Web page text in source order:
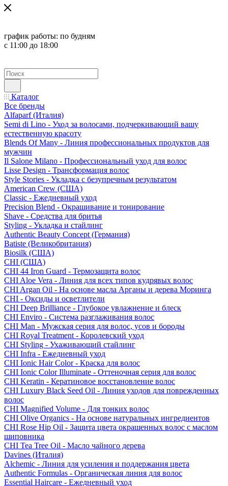
график работы: по будням
с 11:00 до 18:00
Каталог
Все бренды
Alfaparf (Италия)
Semi di Lino - Уход за волосами, подчеркивающий вашу
естественную красоту
Blends Of Many - Линия профессиональных продуктов для
мужчин
Il Salone Milano - Профессиональный уход для волос
Lisse Design - Трансформация волос
Style Stories - Укладка с безупречным результатом
American Crew (США)
Classic - Ежедневный уход
Precision Blend - Окрашивание и тонирование
Shave - Средства для бритья
Styling - Укладка и стайлинг
Authentic Beauty Concept (Германия)
Batiste (Великобритания)
Biosilk (США)
CHI (США)
CHI 44 Iron Guard - Термозащита волос
CHI Aloe Vera - Линия для всех типов кудрявых волос
CHI Argan Oil - На основе масла Арганы и дерева Моринга
CHI - Оксиды и осветлители
CHI Deep Brilliance - Глубокое увлажнение и блеск
CHI Enviro - Система разглаживания волос
CHI Man - Мужская серия для волос, усов и бороды
CHI Royal Treatment - Королевский уход
CHI Styling - Ухаживающий стайлинг
CHI Infra - Ежедневный уход
CHI Ionic Hair Color - Краска для волос
CHI Ionic Color Illuminate - Оттеночная серия для волос
CHI Keratin - Кератиновое восстановление волос
CHI Luxury Black Seed Oil - Линия уходов для поврежденных
волос
CHI Magnified Volume - Для тонких волос
CHI Olive Organics - На основе натуральных ингредиентов
CHI Rose Hip Oil - Защита цвета окрашенных волос с маслом
шиповника
CHI Tea Tree Oil - Масло чайного дерева
Davines (Италия)
Alchemic - Линия для усиления и поддержания цвета
Authentic Formulas - Органическая линия для волос
Essential Haircare - Eжедневный уход